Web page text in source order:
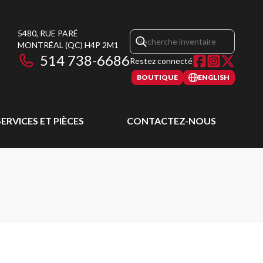
5480, RUE PARÉ
MONTRÉAL (QC) H4P 2M1
514 738-6686Restez connecté
BOUTIQUE ENGLISH
ET PIÈCES CONTACTEZ-NOUS